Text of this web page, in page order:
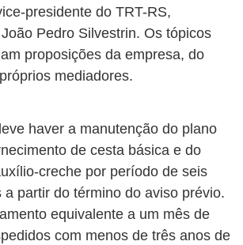
presidente do TRT-RS,
Pedro Silvestrin. Os tópicos
proposições da empresa, do
mediadores.
haver a manutenção do plano
de cesta básica e do
creche por período de seis
a partir do término do aviso prévio.
equivalente a um mês de
com menos de três anos de